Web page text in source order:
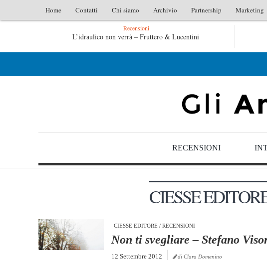
Home Contatti Chi siamo Archivio Partnership Marketing
Recensioni
L’idraulico non verrà – Fruttero & Lucentini L’arte
RECENSIONI
CIESSE
CIESSE EDITORE / RECENSIONI
Non ti svegliare – Stefano
12 Settembre 2012 di Clara Domenino